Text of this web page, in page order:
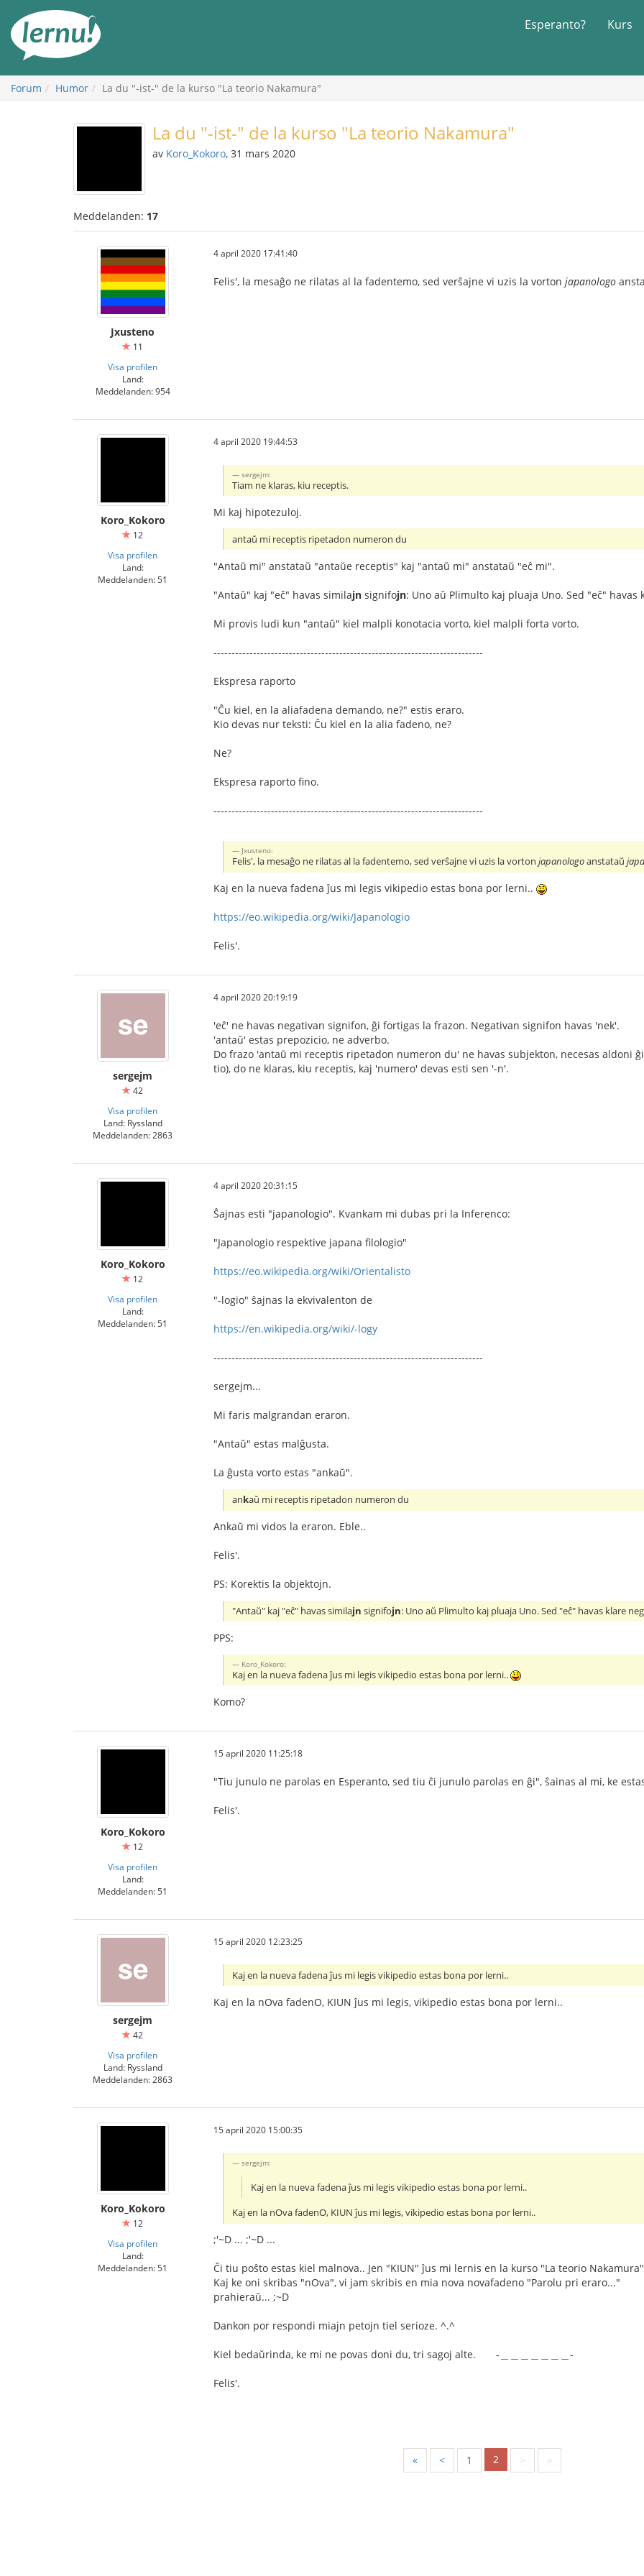
sidans
innehåll
Esperanto? Kurs
Forum Humor La du "-ist-" de la kurso "La teorio Nakamura"
La du "-ist-" de la kurso "La teorio Nakamura"
av Koro_Kokoro, 31 mars 2020
Meddelanden: 17
Jxusteno
11
Visa profilen
Land:
Meddelanden: 954
4 april 2020 17:41:40
Felis', la mesaĝo ne rilatas al la fadentemo, sed verŝajne vi uzis la vorton japanologo
Koro_Kokoro
12
Visa profilen
Land:
Meddelanden: 51
4 april 2020 19:44:53
sergejm:
Tiam ne klaras, kiu receptis.
Mi kaj hipotezuloj.
antaŭ mi receptis ripetadon numeron du
"Antaŭ mi" anstataŭ "antaŭe receptis" kaj "antaŭ mi" anstataŭ "eĉ mi".
"Antaŭ" kaj "eĉ" havas similajn signifojn: Uno aŭ Plimulto kaj pluaja Uno. Sed "eĉ" havas
Mi provis ludi kun "antaŭ" kiel malpli konotacia vorto, kiel malpli forta vorto.
---------------------------------------------------------------------------
Ekspresa raporto
"Ĉu kiel, en la aliafadena demando, ne?" estis eraro.
Kio devas nur teksti: Ĉu kiel en la alia fadeno, ne?
Ne?
Ekspresa raporto fino.
---------------------------------------------------------------------------
Jxusteno:
Felis', la mesaĝo ne rilatas al la fadentemo, sed verŝajne vi uzis la vortonjapanologoanstataŭ
Kaj en la nueva fadena ĵus mi legis vikipedio estas bona por lerni..
https://eo.wikipedia.org/wiki/Japanologio
Felis'.
sergejm
42
Visa profilen
Land: Ryssland
Meddelanden: 2863
4 april 2020 20:19:19
'eĉ' ne havas negativan signifon, ĝi fortigas la frazon. Negativan signifon havas 'nek'.
'antaŭ' estas prepozicio, ne adverbo.
Do frazo 'antaŭ mi receptis ripetadon numeron du' ne havas subjekton, necesas aldoni
tio), do ne klaras, kiu receptis, kaj 'numero' devas esti sen '-n'.
Koro_Kokoro
12
Visa profilen
Land:
Meddelanden: 51
4 april 2020 20:31:15
Ŝajnas esti "japanologio". Kvankam mi dubas pri la Inferenco:
"Japanologio respektive japana filologio"
https://eo.wikipedia.org/wiki/Orientalisto
"-logio" ŝajnas la ekvivalenton de
https://en.wikipedia.org/wiki/-logy
---------------------------------------------------------------------------
sergejm...
Mi faris malgrandan eraron.
"Antaŭ" estas malĝusta.
La ĝusta vorto estas "ankaŭ".
ankaŭ mi receptis ripetadon numeron du
Ankaŭ mi vidos la eraron. Eble..
Felis'.
PS: Korektis la objektojn.
"Antaŭ" kaj "eĉ" havas similajn signifojn: Uno aŭ Plimulto kaj pluaja Uno. Sed "eĉ" havas klare
PPS:
Koro_Kokoro:
Kaj en la nueva fadena ĵus mi legis vikipedio estas bona por lerni..
Komo?
Koro_Kokoro
12
Visa profilen
Land:
Meddelanden: 51
15 april 2020 11:25:18
"Tiu junulo ne parolas en Esperanto, sed tiu ĉi junulo parolas en ĝi", ŝainas al mi, ke
Felis'.
sergejm
42
Visa profilen
Land: Ryssland
Meddelanden: 2863
15 april 2020 12:23:25
Kaj en la nueva fadena ĵus mi legis vikipedio estas bona por lerni..
Kaj en la nOva fadenO, KIUN ĵus mi legis, vikipedio estas bona por lerni..
Koro_Kokoro
12
Visa profilen
Land:
Meddelanden: 51
15 april 2020 15:00:35
sergejm:
Kaj en la nueva fadena ĵus mi legis vikipedio estas bona por lerni..
Kaj en la nOva fadenO, KIUN ĵus mi legis, vikipedio estas bona por lerni..
;'~D ... ;'~D ...
Ĉi tiu poŝto estas kiel malnova.. Jen "KIUN" ĵus mi lernis en la kurso "La teorio
Kaj ke oni skribas "nOva", vi jam skribis en mia nova novafadeno "Parolu pri eraro..."
prahieraŭ... ;~D
Dankon por respondi miajn petojn tiel serioze. ^.^
Kiel bedaŭrinda, ke mi ne povas doni du, tri sagoj alte. -＿＿＿＿＿＿＿-
Felis'.
« < 1 2 > »